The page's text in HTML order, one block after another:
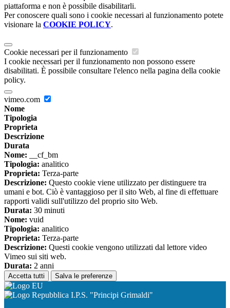
piattaforma e non è possibile disabilitarli.
Per conoscere quali sono i cookie necessari al funzionamento potete
visionare la COOKIE POLICY.
Cookie necessari per il funzionamento
I cookie necessari per il funzionamento non possono essere
disabilitati. È possibile consultare l'elenco nella pagina della cookie
policy.
vimeo.com
Nome
Tipologia
Proprieta
Descrizione
Durata
Nome: __cf_bm
Tipologia: analitico
Proprieta: Terza-parte
Descrizione: Questo cookie viene utilizzato per distinguere tra
umani e bot. Ciò è vantaggioso per il sito Web, al fine di effettuare
rapporti validi sull'utilizzo del proprio sito Web.
Durata: 30 minuti
Nome: vuid
Tipologia: analitico
Proprieta: Terza-parte
Descrizione: Questi cookie vengono utilizzati dal lettore video
Vimeo sui siti web.
Durata: 2 anni
Accetta tutti Salva le preferenze
I.P.S. "Principi Grimaldi"